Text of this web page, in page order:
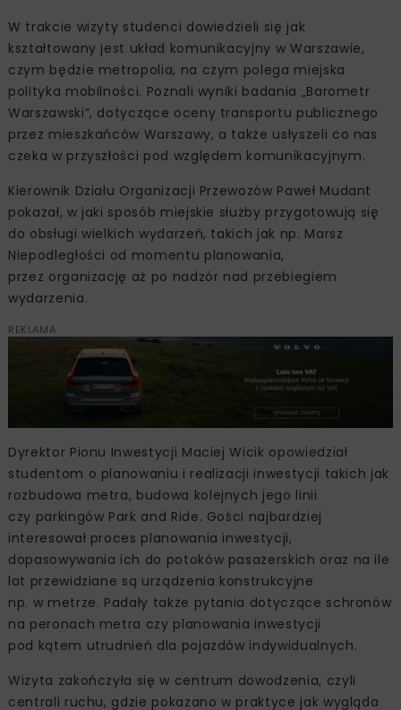
W trakcie wizyty studenci dowiedzieli się jak
kształtowany jest układ komunikacyjny w Warszawie,
czym będzie metropolia, na czym polega miejska
polityka mobilności. Poznali wyniki badania „Barometr
Warszawski”, dotyczące oceny transportu publicznego
przez mieszkańców Warszawy, a także usłyszeli co nas
czeka w przyszłości pod względem komunikacyjnym.
Kierownik Działu Organizacji Przewozów Paweł Mudant
pokazał, w jaki sposób miejskie służby przygotowują się
do obsługi wielkich wydarzeń, takich jak np. Marsz
Niepodległości od momentu planowania,
przez organizację aż po nadzór nad przebiegiem
wydarzenia.
REKLAMA
Dyrektor Pionu Inwestycji Maciej Wicik opowiedział
studentom o planowaniu i realizacji inwestycji takich jak
rozbudowa metra, budowa kolejnych jego linii
czy parkingów Park and Ride. Gości najbardziej
interesował proces planowania inwestycji,
dopasowywania ich do potoków pasażerskich oraz na ile
lat przewidziane są urządzenia konstrukcyjne
np. w metrze. Padały także pytania dotyczące schronów
na peronach metra czy planowania inwestycji
pod kątem utrudnień dla pojazdów indywidualnych.
Wizyta zakończyła się w centrum dowodzenia, czyli
centrali ruchu, gdzie pokazano w praktyce jak wygląda